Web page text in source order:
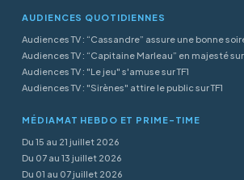
AUDIENCES QUOTIDIENNES
Audiences TV : “Cassandre” assure une bonne
Audiences TV : “Capitaine Marleau” en majesté
Audiences TV : "Le jeu" s'amuse sur TF1
Audiences TV : "Sirènes" attire le public sur TF1
MÉDIAMAT HEBDO ET PRIME-TIME
Du 15 au 21 juillet 2026
Du 07 au 13 juillet 2026
Du 01 au 07 juillet 2026